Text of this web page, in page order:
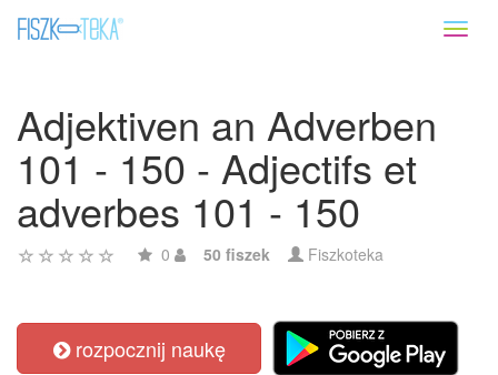
Adjektiven an Adverben
101 - 150 - Adjectifs et
adverbes 101 - 150
0 50 fiszek Fiszkoteka
rozpocznij naukę